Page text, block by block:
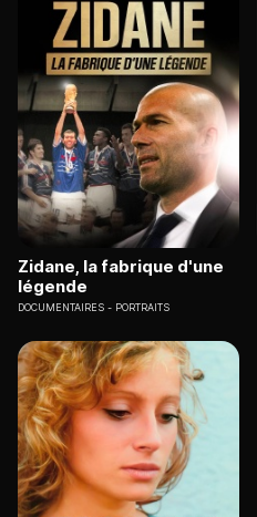
Zidane, la fabrique d'une
légende
DOCUMENTAIRES PORTRAITS